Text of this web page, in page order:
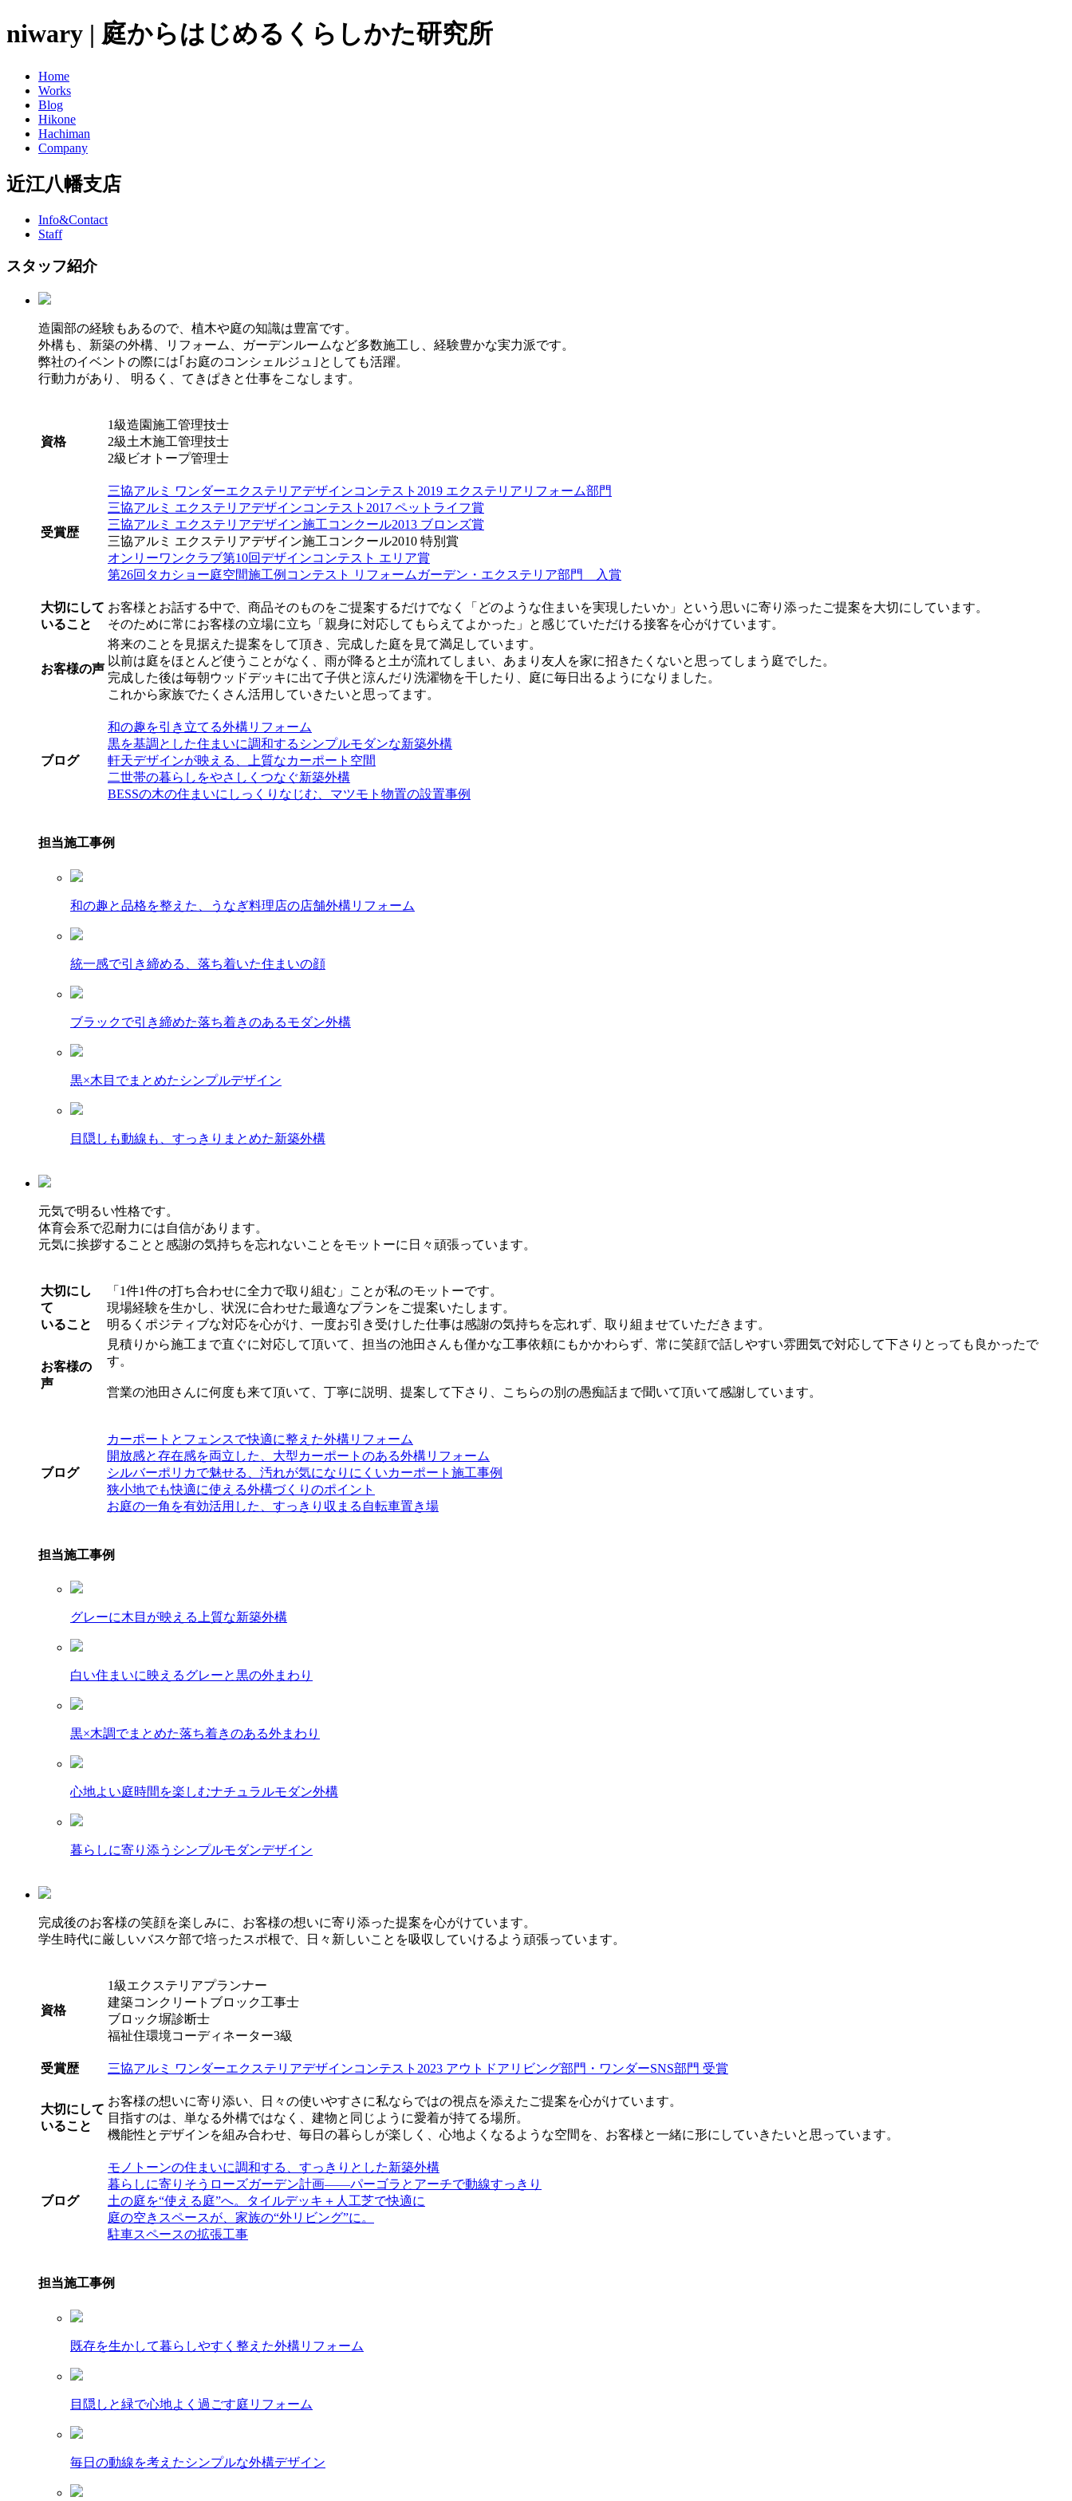
niwary | 庭からはじめるくらしかた研究所
Home
Works
Blog
Hikone
Hachiman
Company
近江八幡支店
Info&Contact
Staff
スタッフ紹介
造園部の経験もあるので、植木や庭の知識は豊富です。
外構も、新築の外構、リフォーム、ガーデンルームなど多数施工し、経験豊かな実力派です。
弊社のイベントの際には｢お庭のコンシェルジュ｣としても活躍。
行動力があり、 明るく、てきぱきと仕事をこなします。
資格
1級造園施工管理技士
2級土木施工管理技士
2級ビオトープ管理士
受賞歴
三協アルミ ワンダーエクステリアデザインコンテスト2019 エクステリアリフォーム部門
三協アルミ エクステリアデザインコンテスト2017 ペットライフ賞
三協アルミ エクステリアデザイン施工コンクール2013 ブロンズ賞
三協アルミ エクステリアデザイン施工コンクール2010 特別賞
オンリーワンクラブ第10回デザインコンテスト エリア賞
第26回タカショー庭空間施工例コンテスト リフォームガーデン・エクステリア部門 入賞
大切にして
いること
お客様とお話する中で、商品そのものをご提案するだけでなく「どのような住まいを実現したいか」という思いに寄り添ったご提案を大切にしています。
そのために常にお客様の立場に立ち「親身に対応してもらえてよかった」と感じていただける接客を心がけています。
お客様の声
将来のことを見据えた提案をして頂き、完成した庭を見て満足しています。
以前は庭をほとんど使うことがなく、雨が降ると土が流れてしまい、あまり友人を家に招きたくないと思ってしまう庭でした。
完成した後は毎朝ウッドデッキに出て子供と涼んだり洗濯物を干したり、庭に毎日出るようになりました。
これから家族でたくさん活用していきたいと思ってます。
ブログ
和の趣を引き立てる外構リフォーム
黒を基調とした住まいに調和するシンプルモダンな新築外構
軒天デザインが映える、上質なカーポート空間
二世帯の暮らしをやさしくつなぐ新築外構
BESSの木の住まいにしっくりなじむ、マツモト物置の設置事例
担当施工事例
和の趣と品格を整えた、うなぎ料理店の店舗外構リフォーム
統一感で引き締める、落ち着いた住まいの顔
ブラックで引き締めた落ち着きのあるモダン外構
黒×木目でまとめたシンプルデザイン
目隠しも動線も、すっきりまとめた新築外構
元気で明るい性格です。
体育会系で忍耐力には自信があります。
元気に挨拶することと感謝の気持ちを忘れないことをモットーに日々頑張っています。
大切にし
て
いること
「1件1件の打ち合わせに全力で取り組む」ことが私のモットーです。
現場経験を生かし、状況に合わせた最適なプランをご提案いたします。
明るくポジティブな対応を心がけ、一度お引き受けした仕事は感謝の気持ちを忘れず、取り組ませていただきます。
お客様の
声
見積りから施工まで直ぐに対応して頂いて、担当の池田さんも僅かな工事依頼にもかかわらず、常に笑顔で話しやすい雰囲気で対応して下さりとっても良かったで
す。
営業の池田さんに何度も来て頂いて、丁寧に説明、提案して下さり、こちらの別の愚痴話まで聞いて頂いて感謝しています。
ブログ
カーポートとフェンスで快適に整えた外構リフォーム
開放感と存在感を両立した、大型カーポートのある外構リフォーム
シルバーポリカで魅せる、汚れが気になりにくいカーポート施工事例
狭小地でも快適に使える外構づくりのポイント
お庭の一角を有効活用した、すっきり収まる自転車置き場
担当施工事例
グレーに木目が映える上質な新築外構
白い住まいに映えるグレーと黒の外まわり
黒×木調でまとめた落ち着きのある外まわり
心地よい庭時間を楽しむナチュラルモダン外構
暮らしに寄り添うシンプルモダンデザイン
完成後のお客様の笑顔を楽しみに、お客様の想いに寄り添った提案を心がけています。
学生時代に厳しいバスケ部で培ったスポ根で、日々新しいことを吸収していけるよう頑張っています。
資格
1級エクステリアプランナー
建築コンクリートブロック工事士
ブロック塀診断士
福祉住環境コーディネーター3級
受賞歴 三協アルミ ワンダーエクステリアデザインコンテスト2023 アウトドアリビング部門・ワンダーSNS部門 受賞
大切にして
いること
お客様の想いに寄り添い、日々の使いやすさに私ならではの視点を添えたご提案を心がけています。
目指すのは、単なる外構ではなく、建物と同じように愛着が持てる場所。
機能性とデザインを組み合わせ、毎日の暮らしが楽しく、心地よくなるような空間を、お客様と一緒に形にしていきたいと思っています。
ブログ
モノトーンの住まいに調和する、すっきりとした新築外構
暮らしに寄りそうローズガーデン計画――パーゴラとアーチで動線すっきり
土の庭を“使える庭”へ。タイルデッキ＋人工芝で快適に
庭の空きスペースが、家族の“外リビング”に。
駐車スペースの拡張工事
担当施工事例
既存を生かして暮らしやすく整えた外構リフォーム
目隠しと緑で心地よく過ごす庭リフォーム
毎日の動線を考えたシンプルな外構デザイン